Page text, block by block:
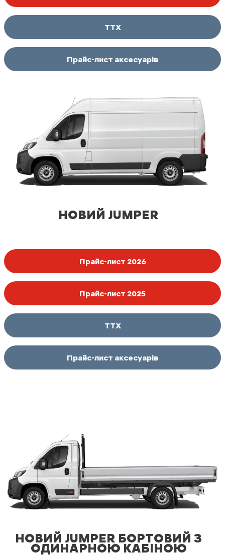
ТТХ
Прайс-лист аксесуарів
НОВИЙ JUMPER
Прайс-лист 2026
Прайс-лист 2025
ТТХ
Прайс-лист аксесуарів
НОВИЙ JUMPER БОРТОВИЙ З
ОДИНАРНОЮ КАБІНОЮ